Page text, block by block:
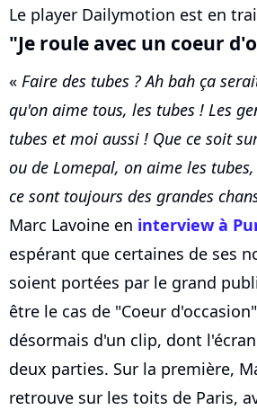
Le player Dailymotion est en
"Je roule avec un coeur
« Faire des tubes ? Ah bah ça
qu'on aime tous, les tubes ! Les
tubes et moi aussi ! Que ce soit
ou de Lomepal, on aime les
ce sont toujours des grandes
Marc Lavoine en interview à
espérant que certaines de ses
soient portées par le grand
être le cas de "Coeur
désormais d'un clip, dont
deux parties. Sur la première,
retrouve sur les toits de Paris,